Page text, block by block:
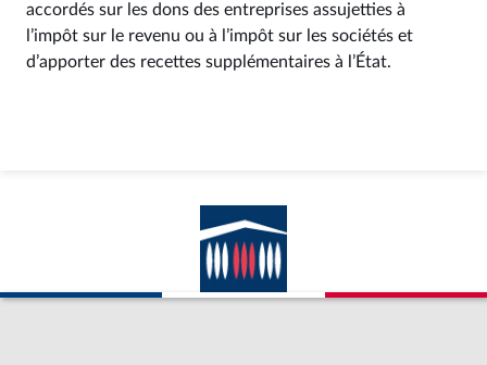
accordés sur les dons des entreprises assujetties à
l’impôt sur le revenu ou à l’impôt sur les sociétés et
d’apporter des recettes supplémentaires à l’État.